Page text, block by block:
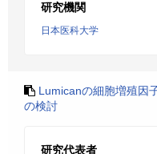
研究機関
日本医科大学
Lumicanの細胞増殖因
の検討
研究代表者